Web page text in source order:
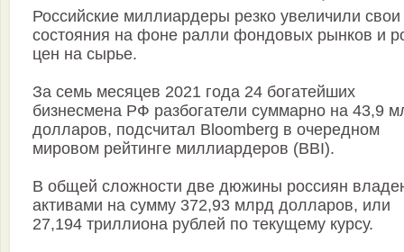
Российские миллиардеры резко увеличили свои
состояния на фоне ралли фондовых рынков и
цен на сырье.
За семь месяцев 2021 года 24 богатейших
бизнесмена РФ разбогатели суммарно на 43,9
долларов, подсчитал Bloomberg в очередном
мировом рейтинге миллиардеров (BBI).
В общей сложности две дюжины россиян
активами на сумму 372,93 млрд долларов, или
27,194 триллиона рублей по текущему курсу.